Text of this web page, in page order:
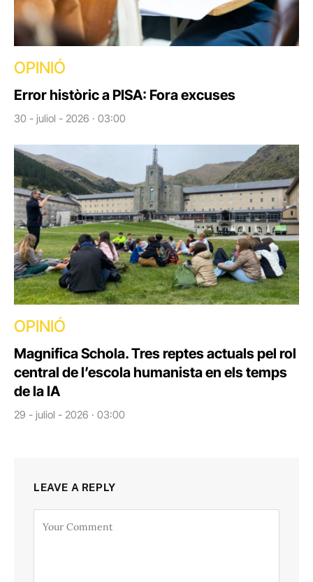
OPINIÓ
Error històric a PISA: Fora excuses
30 - juliol - 2026 · 03:00
OPINIÓ
Magnifica Schola. Tres reptes actuals pel rol
central de l’escola humanista en els temps
de la IA
29 - juliol - 2026 · 03:00
LEAVE A REPLY